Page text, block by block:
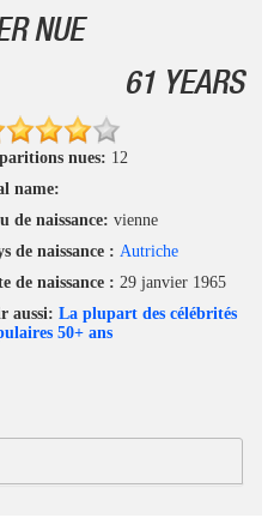
NUE
61 YEARS
nues: 12
name:
de naissance: vienne
de naissance : Autriche
de naissance : 29 janvier 1965
aussi: La plupart des célébrités
50+ ans